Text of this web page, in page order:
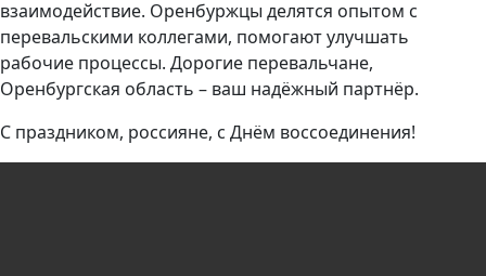
взаимодействие. Оренбуржцы делятся опытом с
перевальскими коллегами, помогают улучшать
рабочие процессы. Дорогие перевальчане,
Оренбургская область – ваш надёжный партнёр.
С праздником, россияне, с Днём воссоединения!